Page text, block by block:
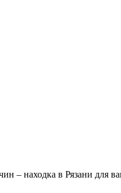
– находка в Рязани для